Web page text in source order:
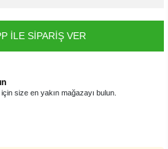
İLE SİPARİŞ VER
size en yakın mağazayı bulun.